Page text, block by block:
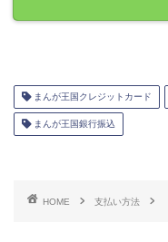
まんが王国クレジットカード
まんが王国銀行振込
HOME 支払い方法